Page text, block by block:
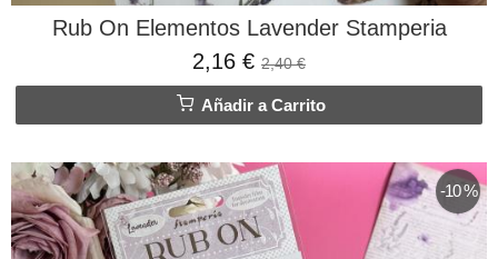
Rub On Elementos Lavender Stamperia
2,16 € 2,40 €
Añadir a Carrito
-10 %